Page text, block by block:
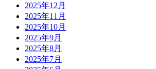
2025年12月
2025年11月
2025年10月
2025年9月
2025年8月
2025年7月